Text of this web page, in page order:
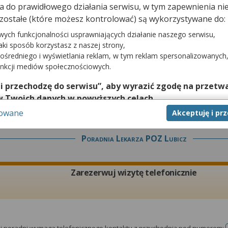
Zarezerwuj wizytę telefonicznie
poradni wymaga telefonicznego kontaktu z przychodnią pod numerem:
Poradnia Lekarza POZ Lubicz
Zarezerwuj wizytę telefonicznie
do prawidłowego działania serwisu, w tym zapewnienia
(które możesz kontrolować) są wykorzystywane do:
funkcjonalności usprawniających działanie naszego serwisu,
sposób korzystasz z naszej strony,
i wyświetlania reklam, w tym reklam spersonalizowanych,
mediów społecznościowych.
przechodzę do serwisu”, aby wyrazić zgodę na
danych w powyższych celach.
zgody jest dobrowolne, a wyrażoną zgodę możesz w
na przetwarzanie Twoich danych tylko w niektórych
lub chcesz przeprowadzić konfigurację szczegółową, to
temat wykorzystywania narzędzi zewnętrznych w naszym
Akceptuję i